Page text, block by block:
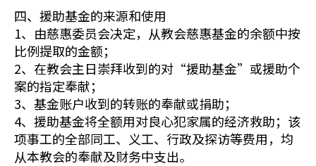
四、援助基金的来源和使用
1、由慈惠委员会决定，从教会慈惠基金的余额中按
比例提取的金额；
2、在教会主日崇拜收到的对“援助基金”或援助个
案的指定奉献；
3、基金账户收到的转账的奉献或捐助；
4、援助基金将全额用对良心犯家属的经济救助；该
项事工的全部同工、义工、行政及探访等费用，均
从本教会的奉献及财务中支出。